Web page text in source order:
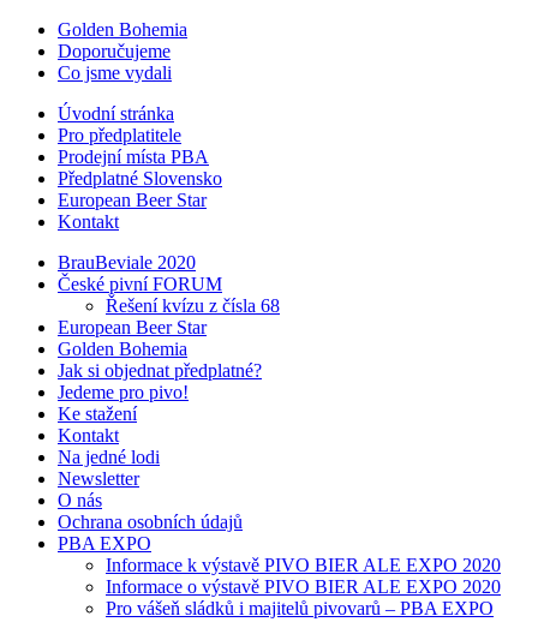
Golden Bohemia
Doporučujeme
Co jsme vydali
Úvodní stránka
Pro předplatitele
Prodejní místa PBA
Předplatné Slovensko
European Beer Star
Kontakt
BrauBeviale 2020
České pivní FORUM
Řešení kvízu z čísla 68
European Beer Star
Golden Bohemia
Jak si objednat předplatné?
Jedeme pro pivo!
Ke stažení
Kontakt
Na jedné lodi
Newsletter
O nás
Ochrana osobních údajů
PBA EXPO
Informace k výstavě PIVO BIER ALE EXPO 2020
Informace o výstavě PIVO BIER ALE EXPO 2020
Pro vášeň sládků i majitelů pivovarů – PBA EXPO